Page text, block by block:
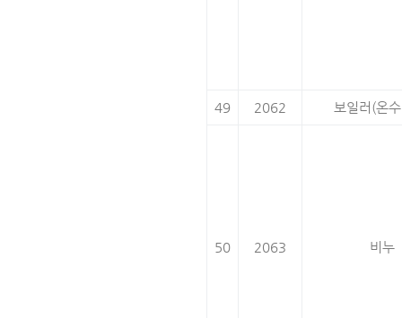
49 2062 보일러(온
50 2063 비누